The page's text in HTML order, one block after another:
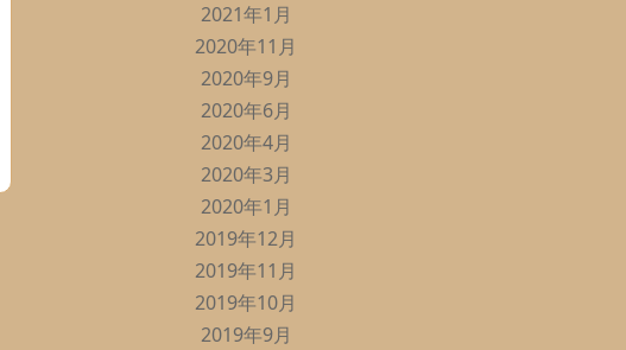
2021年1月
2020年11月
2020年9月
2020年6月
2020年4月
2020年3月
2020年1月
2019年12月
2019年11月
2019年10月
2019年9月